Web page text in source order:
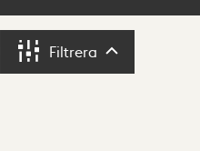
Filtrera Filtrera